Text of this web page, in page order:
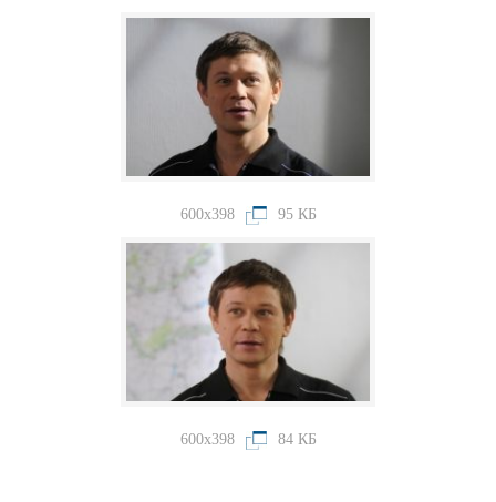
600x398 95 КБ
600x398 84 КБ